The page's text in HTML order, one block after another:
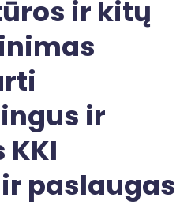
ir kitų
ir
paslaugas